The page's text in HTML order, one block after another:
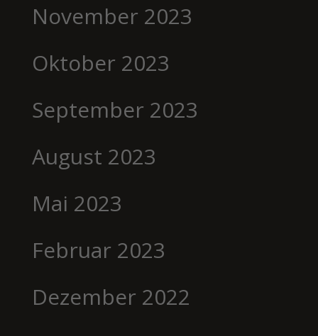
November 2023
Oktober 2023
September 2023
August 2023
Mai 2023
Februar 2023
Dezember 2022